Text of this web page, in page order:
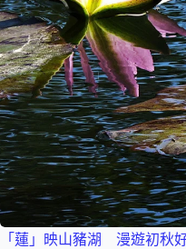
「蓮」映山豬湖 漫遊初秋